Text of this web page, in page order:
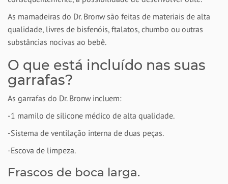
As mamadeiras do Dr. Bronw são feitas de materiais de alta
qualidade, livres de bisfenóis, ftalatos, chumbo ou outras
substâncias nocivas ao bebê.
O que está incluído nas suas
garrafas?
As garrafas do Dr. Bronw incluem:
-1 mamilo de silicone médico de alta qualidade.
-Sistema de ventilação interna de duas peças.
-Escova de limpeza.
Frascos de boca larga.